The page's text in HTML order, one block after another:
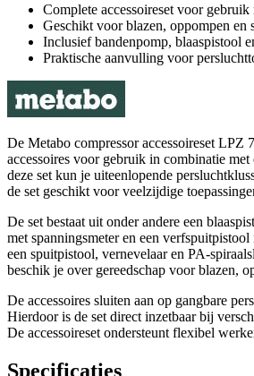
Complete accessoireset voor gebruik
Geschikt voor blazen, oppompen en
Inclusief bandenpomp, blaaspistool
Praktische aanvulling voor
De Metabo compressor accessoireset LPZ
accessoires voor gebruik in combinatie met
deze set kun je uiteenlopende
de set geschikt voor veelzijdige
De set bestaat uit onder andere een
met spanningsmeter en een
een spuitpistool, vernevelaar en PA-
beschik je over gereedschap voor blazen,
De accessoires sluiten aan op gangbare
Hierdoor is de set direct inzetbaar bij
De accessoireset ondersteunt flexibel
Specificaties